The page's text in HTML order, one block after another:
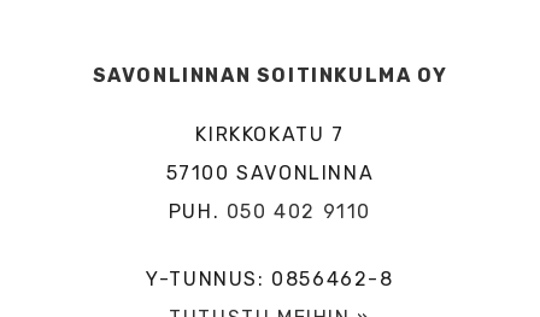
SAVONLINNAN SOITINKULMA OY
KIRKKOKATU 7
57100 SAVONLINNA
PUH. 050 402 9110
Y-TUNNUS: 0856462-8